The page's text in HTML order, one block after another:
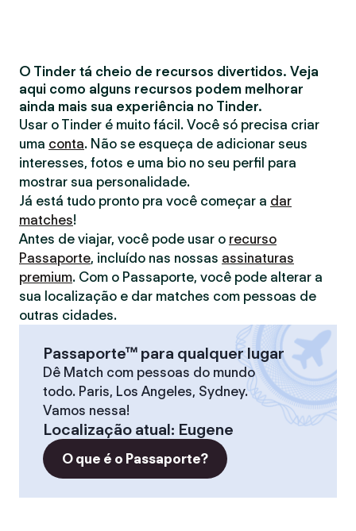
O Tinder tá cheio de recursos divertidos. Veja
aqui como alguns recursos podem melhorar
ainda mais sua experiência no Tinder.
Usar o Tinder é muito fácil. Você só precisa criar
uma conta. Não se esqueça de adicionar seus
interesses, fotos e uma bio no seu perfil para
mostrar sua personalidade.
Já está tudo pronto pra você começar a dar
matches!
Antes de viajar, você pode usar o recurso
Passaporte, incluído nas nossas assinaturas
premium. Com o Passaporte, você pode alterar a
sua localização e dar matches com pessoas de
outras cidades.
Passaporte™ para qualquer lugar
Dê Match com pessoas do mundo
todo. Paris, Los Angeles, Sydney.
Vamos nessa!
Localização atual: Eugene
O que é o Passaporte?